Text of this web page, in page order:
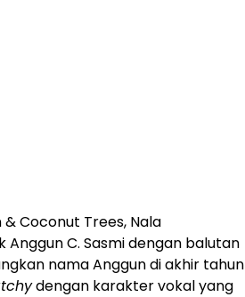
Coconut Trees, Nala
Anggun C. Sasmi dengan balutan
nama Anggun di akhir tahun
dengan karakter vokal yang